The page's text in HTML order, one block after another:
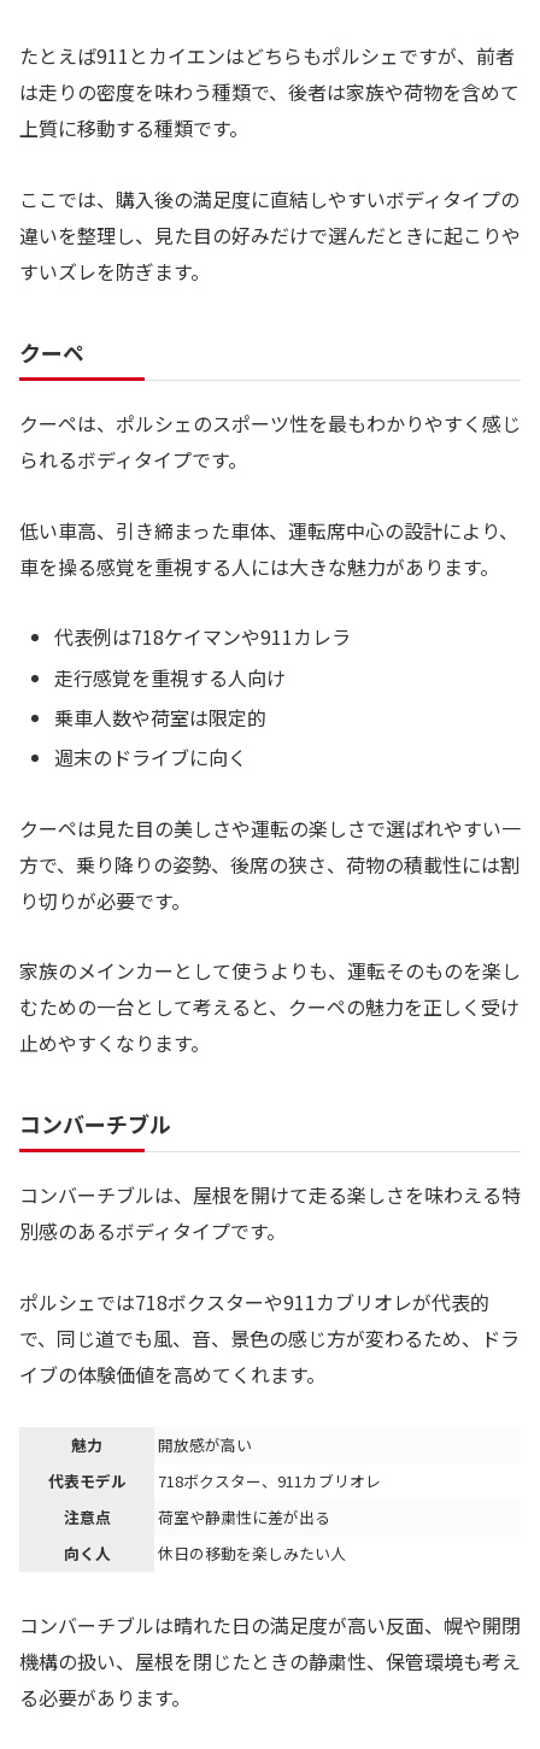
たとえば911とカイエンはどちらもポルシェですが、前者
は走りの密度を味わう種類で、後者は家族や荷物を含めて
上質に移動する種類です。
ここでは、購入後の満足度に直結しやすいボディタイプの
違いを整理し、見た目の好みだけで選んだときに起こりや
すいズレを防ぎます。
クーペ
クーペは、ポルシェのスポーツ性を最もわかりやすく感じ
られるボディタイプです。
低い車高、引き締まった車体、運転席中心の設計により、
車を操る感覚を重視する人には大きな魅力があります。
代表例は718ケイマンや911カレラ
走行感覚を重視する人向け
乗車人数や荷室は限定的
週末のドライブに向く
クーペは見た目の美しさや運転の楽しさで選ばれやすい一
方で、乗り降りの姿勢、後席の狭さ、荷物の積載性には割
り切りが必要です。
家族のメインカーとして使うよりも、運転そのものを楽し
むための一台として考えると、クーペの魅力を正しく受け
止めやすくなります。
コンバーチブル
コンバーチブルは、屋根を開けて走る楽しさを味わえる特
別感のあるボディタイプです。
ポルシェでは718ボクスターや911カブリオレが代表的
で、同じ道でも風、音、景色の感じ方が変わるため、ドラ
イブの体験価値を高めてくれます。
魅力
開放感が高い
代表モデル
718ボクスター、911カブリオレ
注意点
荷室や静粛性に差が出る
向く人
休日の移動を楽しみたい人
コンバーチブルは晴れた日の満足度が高い反面、幌や開閉
機構の扱い、屋根を閉じたときの静粛性、保管環境も考え
る必要があります。